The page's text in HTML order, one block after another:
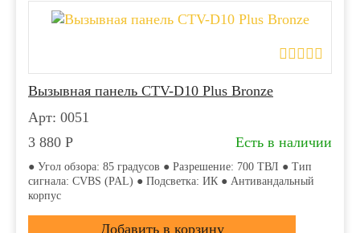
Вызывная панель CTV-D10 Plus Bronze
Арт: 0051
3 880 Р Есть в наличии
● Угол обзора: 85 градусов ● Разрешение: 700 ТВЛ ● Тип
сигнала: CVBS (PAL) ● Подсветка: ИК ● Антивандальный
корпус